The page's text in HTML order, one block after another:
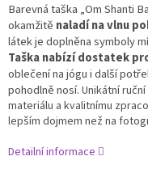
Barevná taška „Om Shanti
okamžitě naladí na vlnu
látek je doplněna symboly
Taška nabízídostatek
oblečení na jógu i další
pohodlně nosí. Unikátní
materiálu a kvalitnímu
lepším dojmem než na
Detailní informace